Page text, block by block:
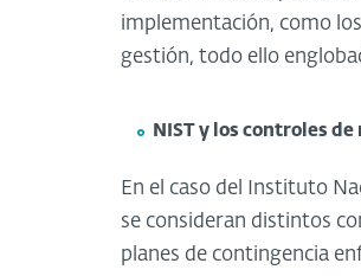
implementación, como
gestión, todo ello
NIST y los controles
En el caso del Instituto
se consideran distintos
planes de contingencia